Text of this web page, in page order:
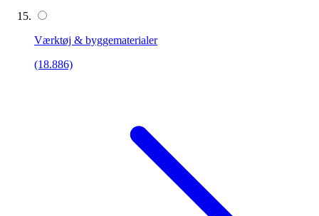
Værktøj & byggematerialer
(18.886)